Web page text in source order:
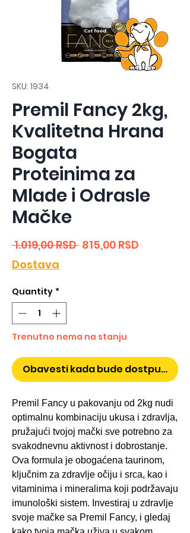
SKU: 1934
Premil Fancy 2kg,
Kvalitetna Hrana
Bogata
Proteinima za
Mlade i Odrasle
Mačke
1.019,00 RSD Regular
815,00 RSD
Dostava
Quantity *
Trenutno nema na stanju
Obavesti kada bude dostpuno
Premil Fancy u pakovanju od 2kg nudi
optimalnu kombinaciju ukusa i zdravlja,
pružajući tvojoj mački sve potrebno za
svakodnevnu aktivnost i dobrostanje.
Ova formula je obogaćena taurinom,
ključnim za zdravlje očiju i srca, kao i
vitaminima i mineralima koji podržavaju
imunološki sistem. Investiraj u zdravlje
svoje mačke sa Premil Fancy, i gledaj